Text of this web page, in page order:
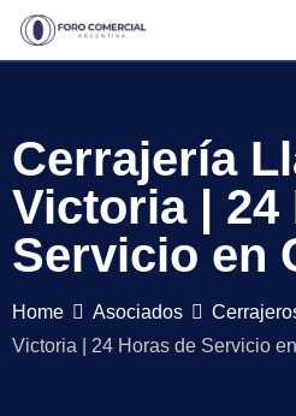
Skip
Cerrajería
Victoria | 24
Servicio en
Home Asociados
Victoria | 24 Horas de Servicio